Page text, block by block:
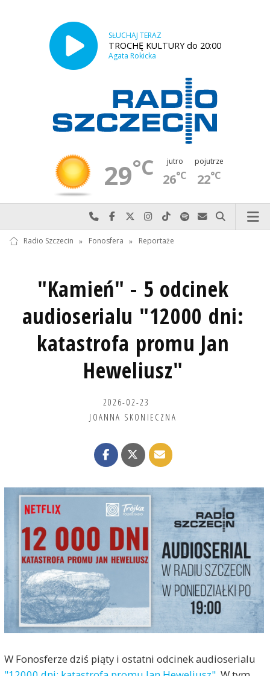
SŁUCHAJ TERAZ
TROCHĘ KULTURY do 20:00
Agata Rokicka
29°C jutro
26°C
pojutrze
22°C
Najlepiej po prostu do nas zadzwoń
Odwiedź nas na Facebook-u
Odwiedź nas na X
Odwiedź nas na Instagram-ie
Odwiedź nas na TikTok-u
Szukaj nas na Spotify
Wyślij do nas
Szukaj
Radio Szczecin » Fonosfera » Reportaże
"Kamień" - 5 odcinek
audioserialu "12000 dni:
katastrofa promu Jan
Heweliusz"
2026-02-23
JOANNA SKONIECZNA
W Fonosferze dziś piąty i ostatni odcinek audioserialu